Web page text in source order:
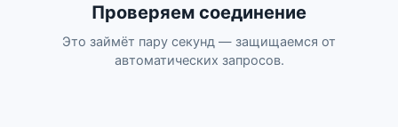
Проверяем соединение
Это займёт пару секунд — защищаемся от
автоматических запросов.